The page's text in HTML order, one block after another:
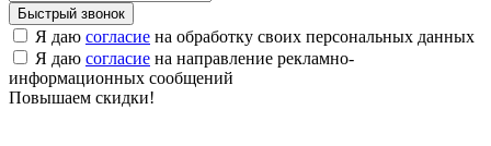
Быстрый звонок
Я даю согласие на обработку своих персональных данных
Я даю согласие на направление рекламно-
информационных сообщений
Повышаем скидки!